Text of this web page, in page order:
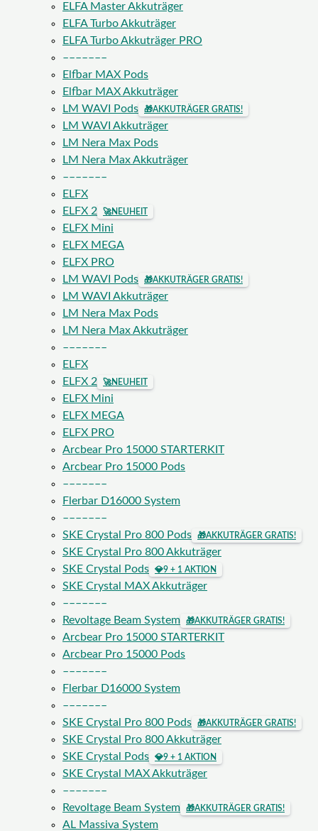
ELFA Master Akkuträger
ELFA Turbo Akkuträger
ELFA Turbo Akkuträger PRO
–––––––
Elfbar MAX Pods
Elfbar MAX Akkuträger
LM WAVI Pods
🎁AKKUTRÄGER GRATIS!
LM WAVI Akkuträger
LM Nera Max Pods
LM Nera Max Akkuträger
–––––––
ELFX
ELFX 2
🚀NEUHEIT
ELFX Mini
ELFX MEGA
ELFX PRO
LM WAVI Pods
🎁AKKUTRÄGER GRATIS!
LM WAVI Akkuträger
LM Nera Max Pods
LM Nera Max Akkuträger
–––––––
ELFX
ELFX 2
🚀NEUHEIT
ELFX Mini
ELFX MEGA
ELFX PRO
Arcbear Pro 15000 STARTERKIT
Arcbear Pro 15000 Pods
–––––––
Flerbar D16000 System
–––––––
SKE Crystal Pro 800 Pods
🎁AKKUTRÄGER GRATIS!
SKE Crystal Pro 800 Akkuträger
SKE Crystal Pods
💎9 + 1 AKTION
SKE Crystal MAX Akkuträger
–––––––
Revoltage Beam System
🎁AKKUTRÄGER GRATIS!
Arcbear Pro 15000 STARTERKIT
Arcbear Pro 15000 Pods
–––––––
Flerbar D16000 System
–––––––
SKE Crystal Pro 800 Pods
🎁AKKUTRÄGER GRATIS!
SKE Crystal Pro 800 Akkuträger
SKE Crystal Pods
💎9 + 1 AKTION
SKE Crystal MAX Akkuträger
–––––––
Revoltage Beam System
🎁AKKUTRÄGER GRATIS!
AL Massiva System